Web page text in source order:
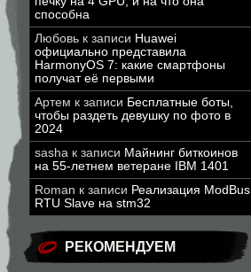
способна
Любовь к записи Huawei
официально представила
HarmonyOS 7: какие смартфоны
получат её первыми
Артем к записи Бесплатные боты,
чтобы раздеть девушку по фото в
2024
sasha к записи Майнинг биткоинов
на 55-летнем ветеране IBM 1401
Roman к записи Реализация ModBus
RTU Slave на stm32
РЕКОМЕНДУЕМ